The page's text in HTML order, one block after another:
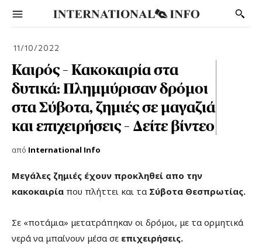
11/10/2022
Καιρός – Κακοκαιρία στα
δυτικά: Πλημμύρισαν δρόμοι
στα Σύβοτα, ζημιές σε μαγαζιά
και επιχειρήσεις – Δείτε βίντεο
από International Info
Μεγάλες ζημιές έχουν προκληθεί απο την
κακοκαιρία που πλήττει και τα Σύβοτα Θεσπρωτίας.
Σε «ποτάμια» μετατράπηκαν οι δρόμοι, με τα ορμητικά
νερά να μπαίνουν μέσα σε επιχειρήσεις.